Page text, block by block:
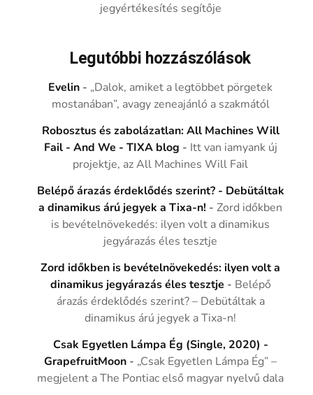
jegyértékesítés segítője
Legutóbbi hozzászólások
Evelin - „Dalok, amiket a legtöbbet pörgetek
mostanában”, avagy zeneajánló a szakmától
Robosztus és zabolázatlan: All Machines Will
Fail - And We - TIXA blog - Itt van iamyank új
projektje, az All Machines Will Fail
Belépő árazás érdeklődés szerint? - Debütáltak
a dinamikus árú jegyek a Tixa-n! -Zord időkben
is bevételnövekedés: ilyen volt a dinamikus
jegyárazás éles tesztje
Zord időkben is bevételnövekedés: ilyen volt a
dinamikus jegyárazás éles tesztje - Belépő
árazás érdeklődés szerint? – Debütáltak a
dinamikus árú jegyek a Tixa-n!
Csak Egyetlen Lámpa Ég (Single, 2020) -
GrapefruitMoon - „Csak Egyetlen Lámpa Ég” –
megjelent a The Pontiac első magyar nyelvű dala